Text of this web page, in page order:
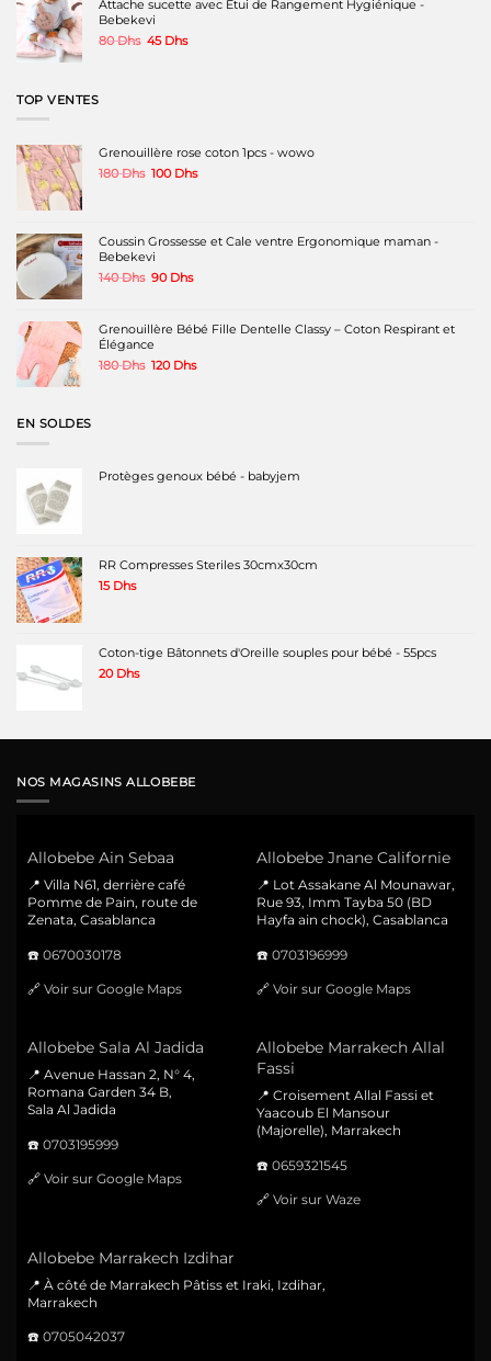
Attache sucette avec Étui de Rangement Hygiénique -
Bebekevi
80Dhs Le
45 DhsLe
TOP VENTES
Grenouillère rose coton 1pcs - wowo
180Dhs Le
100 DhsLe
100 Dhs.
Coussin Grossesse et Cale ventre Ergonomique maman -
Bebekevi
140Dhs Le
était :
140 Dhs.
90 DhsLe
est :
90 Dhs.
Grenouillère Bébé Fille Dentelle Classy – Coton Respirant et
Élégance
180Dhs Le
120 DhsLe
EN SOLDES
Protèges genoux bébé - babyjem
RR Compresses Steriles 30cmx30cm
15 Dhs
Coton-tige Bâtonnets d'Oreille souples pour bébé - 55pcs
20 Dhs
NOS MAGASINS ALLOBEBE
Allobebe Ain Sebaa
📍 Villa N61, derrière café
Pomme de Pain, route de
Zenata, Casablanca
☎️ 0670030178
🔗 Voir sur Google Maps
Allobebe Jnane Californie
📍 Lot Assakane Al Mounawar,
Rue 93, Imm Tayba 50 (BD
Hayfa ain chock), Casablanca
☎️ 0703196999
🔗 Voir sur Google Maps
Allobebe Sala Al Jadida
📍 Avenue Hassan 2, N° 4,
Romana Garden 34 B,
Sala Al Jadida
☎️ 0703195999
🔗 Voir sur Google Maps
Allobebe Marrakech Allal
Fassi
📍 Croisement Allal Fassi et
Yaacoub El Mansour
(Majorelle), Marrakech
☎️ 0659321545
🔗 Voir sur Waze
Allobebe Marrakech Izdihar
📍 À côté de Marrakech Pâtiss et Iraki, Izdihar,
Marrakech
☎️ 0705042037